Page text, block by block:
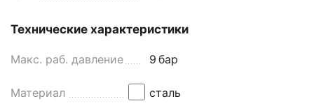
Технические характеристики
Макс. раб. давление 9 бар
Материал сталь